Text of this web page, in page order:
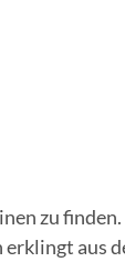
zu finden.
erklingt aus